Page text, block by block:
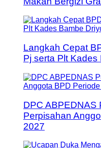
Langkah Cepat
Pj serta Plt
DPC ABPEDNAS
Perpisahan
2027